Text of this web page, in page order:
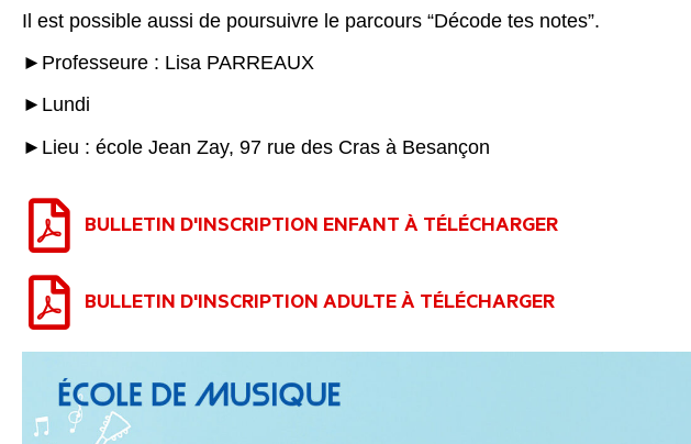
Il est possible aussi de poursuivre le parcours “Décode tes notes”.
►Professeure : Lisa PARREAUX
►Lundi
►Lieu : école Jean Zay, 97 rue des Cras à Besançon
BULLETIN D'INSCRIPTION ENFANT À TÉLÉCHARGER
BULLETIN D'INSCRIPTION ADULTE À TÉLÉCHARGER